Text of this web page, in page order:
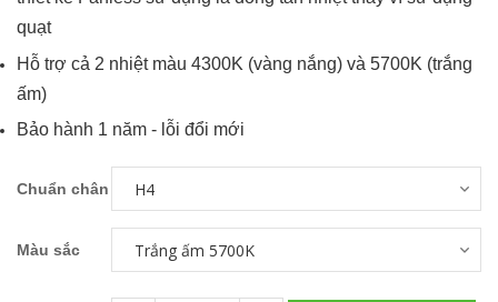
quạt
Hỗ trợ cả 2 nhiệt màu 4300K (vàng nắng) và 5700K (trắng
ấm)
Bảo hành 1 năm - lỗi đổi mới
Chuẩn chân
Màu sắc